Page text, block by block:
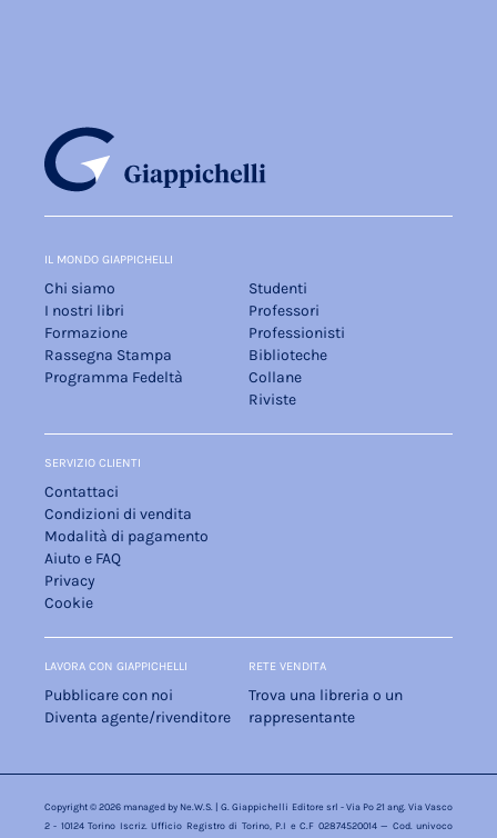
IL MONDO GIAPPICHELLI
Chi siamo
I nostri libri
Formazione
Rassegna Stampa
Programma Fedeltà
Studenti
Professori
Professionisti
Biblioteche
Collane
Riviste
SERVIZIO CLIENTI
Contattaci
Condizioni di vendita
Modalità di pagamento
Aiuto e FAQ
Privacy
Cookie
LAVORA CON GIAPPICHELLI
Pubblicare con noi
Diventa agente/rivenditore
RETE VENDITA
Trova una libreria o un
rappresentante
Copyright © 2026 managed by Ne.W.S. | G. Giappichelli Editore srl - Via Po 21 ang. Via Vasco
2 - 10124 Torino Iscriz. Ufficio Registro di Torino, P.I e C.F 02874520014 — Cod. univoco